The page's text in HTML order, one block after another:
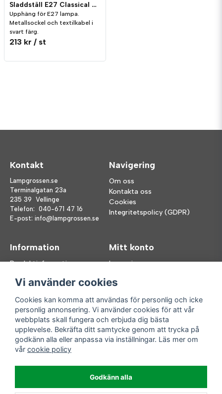
Sladdställ E27 Classical Mässing
Upphäng för E27 lampa.
Metallsockel och textilkabel i
svart färg.
213 kr / st
Kontakt
Lampgrossen.se
Terminalgatan 23a
235 39 Vellinge
Telefon: 040-671 47 16
E-post: info@lampgrossen.se
Navigering
Om oss
Kontakta oss
Cookies
Integritetspolicy (GDPR)
Information
Produktinformation
FAQ
Mitt konto
Logga in
Glömt lösenord?
Följ oss
Facebook
Instagram
Handla enkelt
Enkla leveranser
Vi använder cookies
Cookies kan komma att användas för personlig och icke
personlig annonsering. Vi använder cookies för att vår
webbplats skall fungera och erbjuda dig bästa
upplevelse. Bekräfta ditt samtycke genom att trycka på
godkänn alla eller anpassa via inställningar. Läs mer om
vår cookie policy
Godkänn alla